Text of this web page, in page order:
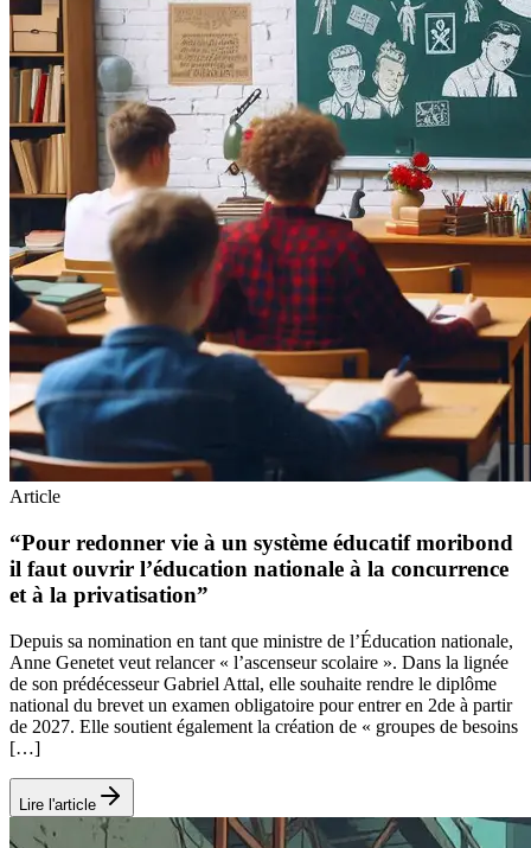
Article
“Pour redonner vie à un système éducatif moribond
il faut ouvrir l’éducation nationale à la concurrence
et à la privatisation”
Depuis sa nomination en tant que ministre de l’Éducation nationale,
Anne Genetet veut relancer « l’ascenseur scolaire ». Dans la lignée
de son prédécesseur Gabriel Attal, elle souhaite rendre le diplôme
national du brevet un examen obligatoire pour entrer en 2de à partir
de 2027. Elle soutient également la création de « groupes de besoins
[…]
Lire l'article